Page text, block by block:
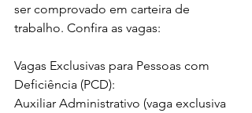
ser comprovado em carteira de
trabalho. Confira as vagas:
Vagas Exclusivas para Pessoas com
Deficiência (PCD):
Auxiliar Administrativo (vaga exclusiva